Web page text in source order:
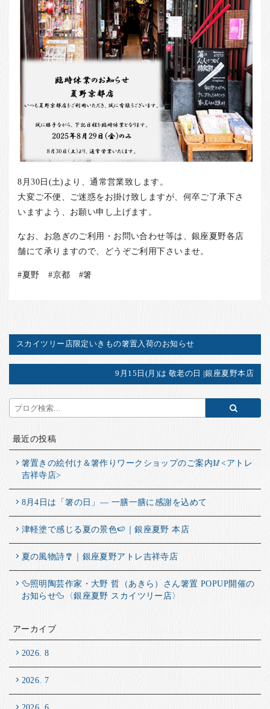
8月30日(土)より、通常営業致します。
大変ご不便、ご迷惑をお掛け致しますが、何卒ご了承下さ
いますよう、お願い申し上げます。
なお、お急ぎのご利用・お問い合わせ等は、銀座夏野各店
舗にて承りますので、どうぞご利用下さいませ。
#夏野 #京都 #箸
スカイツリー店限定いきもの箸置入荷のお知らせ
9月15日(月)は 敬老の日 |銀座夏野本店
最近の投稿
箸置きの絵付け＆箸作りワークショップのご案内🥢<アトレ
吉祥寺店>
8月4日は「箸の日」― 一膳一膳に感謝を込めて
津軽塗で感じる夏の景色🍉｜銀座夏野 本店
夏の風物詩🎐｜銀座夏野アトレ吉祥寺店
🦆照明陶芸作家・大野 哲（あきら）さん箸置 POPUP開催の
お知らせ🦆〈銀座夏野 スカイツリー店〉
アーカイブ
2026. 8
2026. 7